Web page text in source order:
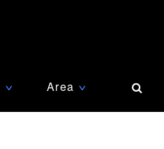
∨ Area ∨